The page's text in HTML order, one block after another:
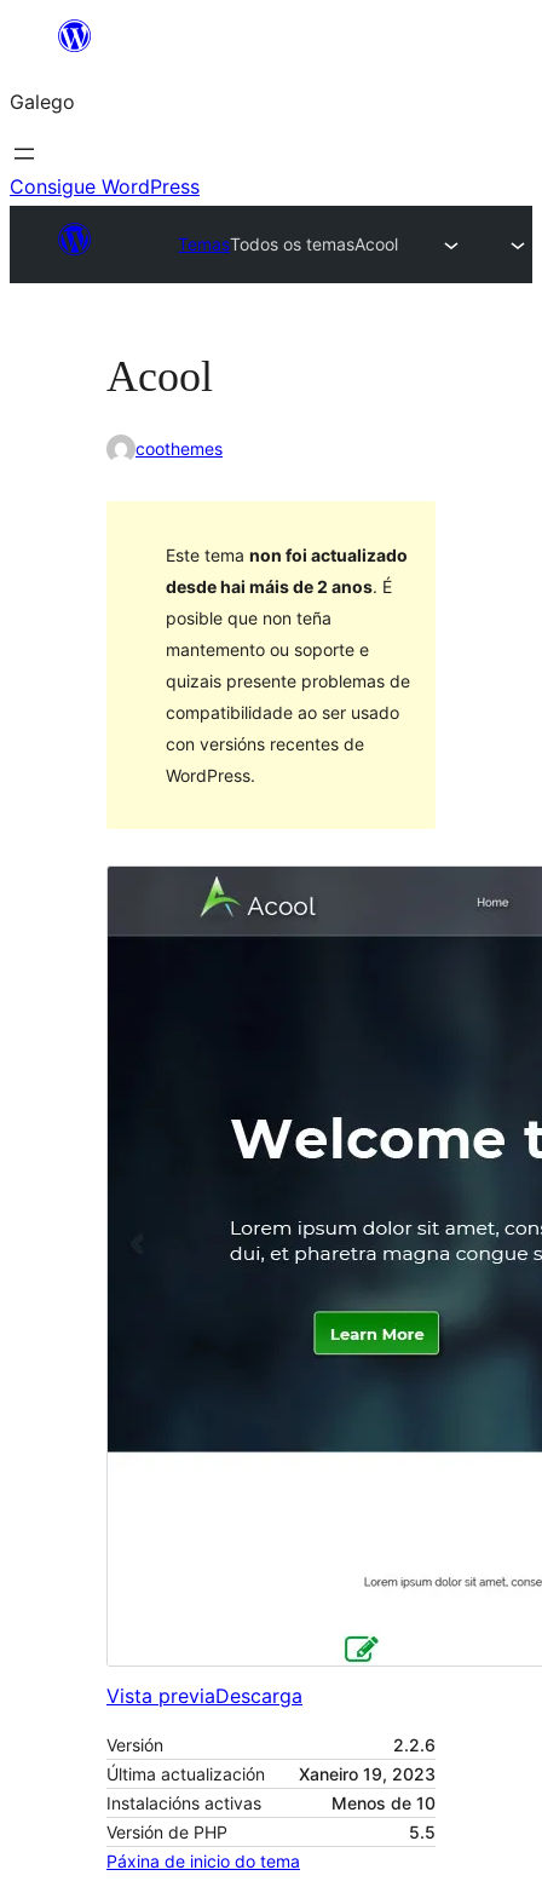
Saltar
contido
Galego
Consigue WordPress
TemasTodos os temasAcool
Acool
coothemes
Este tema non foi actualizado
desde hai máis de 2 anos. É
posible que non teña
mantemento ou soporte e
quizais presente problemas de
compatibilidade ao ser usado
con versións recentes de
WordPress.
Vista previaDescarga
Versión
2.2.6
Última actualización
Xaneiro 19, 2023
Instalacións activas
Menos de 10
Versión de PHP
5.5
Páxina de inicio do tema